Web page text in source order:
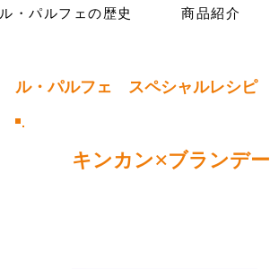
ル・パルフェの歴史 商品紹介
ル・パルフェ スペシャルレシピ
キンカン×ブランデー